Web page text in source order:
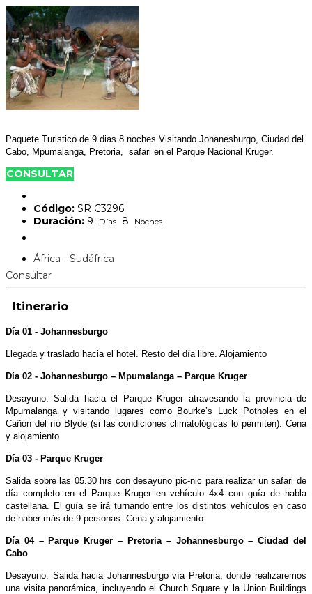
Paquete Turistico de 9 dias 8 noches Visitando Johanesburgo, Ciudad del
Cabo, Mpumalanga, Pretoria, safari en el Parque Nacional Kruger.
CONSULTAR
Código: SR C3296
Duración: 9 Días 8 Noches
África - Sudáfrica
Consultar
Itinerario
Día 01 - Johannesburgo
Llegada y traslado hacia el hotel. Resto del día libre. Alojamiento
Día 02 - Johannesburgo – Mpumalanga – Parque Kruger
Desayuno. Salida hacia el Parque Kruger atravesando la provincia de
Mpumalanga y visitando lugares como Bourke’s Luck Potholes en el
Cañón del río Blyde (si las condiciones climatológicas lo permiten). Cena
y alojamiento.
Día 03 - Parque Kruger
Salida sobre las 05.30 hrs con desayuno pic-nic para realizar un safari de
día completo en el Parque Kruger en vehículo 4x4 con guía de habla
castellana. El guía se irá turnando entre los distintos vehículos en caso
de haber más de 9 personas. Cena y alojamiento.
Día 04 – Parque Kruger – Pretoria – Johannesburgo – Ciudad del
Cabo
Desayuno. Salida hacia Johannesburgo vía Pretoria, donde realizaremos
una visita panorámica, incluyendo el Church Square y la Union Buildings